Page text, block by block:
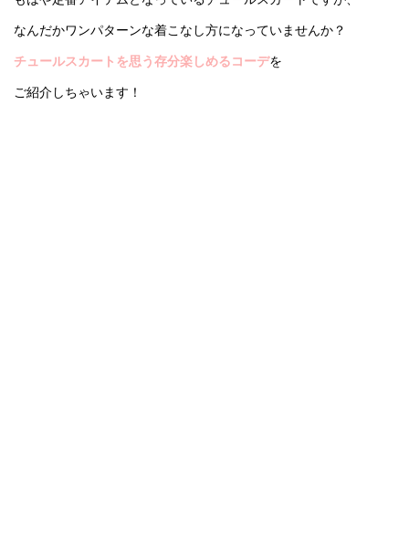
なんだかワンパターンな着こなし方になっていませんか？
チュールスカートを思う存分楽しめるコーデを
ご紹介しちゃいます！